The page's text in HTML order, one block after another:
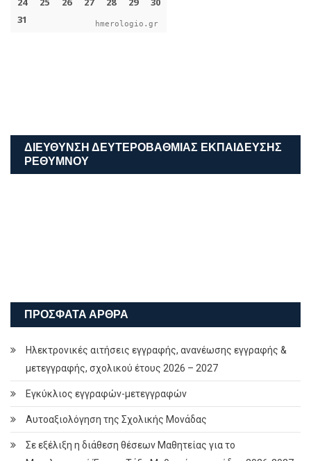
hmerologio.gr
ΔΙΕΎΘΥΝΣΗ ΔΕΥΤΕΡΟΒΆΘΜΙΑΣ ΕΚΠΑΊΔΕΥΣΗΣ
ΡΕΘΎΜΝΟΥ
ΠΡΌΣΦΑΤΑ ΆΡΘΡΑ
Ηλεκτρονικές αιτήσεις εγγραφής, ανανέωσης εγγραφής &
μετεγγραφής, σχολικού έτους 2026 – 2027
Εγκύκλιος εγγραφών-μετεγγραφών
Αυτοαξιολόγηση της Σχολικής Μονάδας
Σε εξέλιξη η διάθεση θέσεων Μαθητείας για το